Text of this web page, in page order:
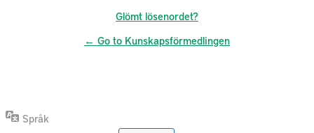
Glömt lösenordet?
← Go to Kunskapsförmedlingen
Språk